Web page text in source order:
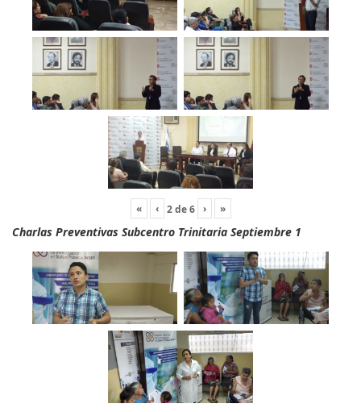
« ‹ 2de6 › »
Charlas Preventivas Subcentro Trinitaria Septiembre 1